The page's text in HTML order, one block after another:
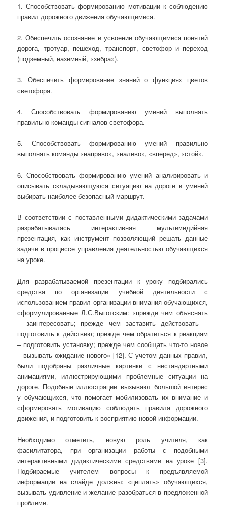
1. Способствовать формированию мотивации к соблюдению
правил дорожного движения обучающимися.
2. Обеспечить осознание и усвоение обучающимися понятий
дорога, тротуар, пешеход, транспорт, светофор и переход
(подземный, наземный, «зебра»).
3. Обеспечить формирование знаний о функциях цветов
светофора.
4. Способствовать формированию умений выполнять
правильно команды сигналов светофора.
5. Способствовать формированию умений правильно
выполнять команды «направо», «налево», «вперед», «стой».
6. Способствовать формированию умений анализировать и
описывать складывающуюся ситуацию на дороге и умений
выбирать наиболее безопасный маршрут.
В соответствии с поставленными дидактическими задачами
разрабатывалась интерактивная мультимедийная
презентация, как инструмент позволяющий решать данные
задачи в процессе управления деятельностью обучающихся
на уроке.
Для разрабатываемой презентации к уроку подбирались
средства по организации учебной деятельности с
использованием правил организации внимания обучающихся,
сформулированные Л.С.Выготским: «прежде чем объяснять
– заинтересовать; прежде чем заставить действовать –
подготовить к действию; прежде чем обратиться к реакциям
– подготовить установку; прежде чем сообщать что-то новое
– вызывать ожидание нового» [12]. С учетом данных правил,
были подобраны различные картинки с нестандартными
анимациями, иллюстрирующими проблемные ситуации на
дороге. Подобные иллюстрации вызывают большой интерес
у обучающихся, что помогает мобилизовать их внимание и
сформировать мотивацию соблюдать правила дорожного
движения, и подготовить к восприятию новой информации.
Необходимо отметить, новую роль учителя, как
фасилитатора, при организации работы с подобными
интерактивными дидактическими средствами на уроке [3].
Подбираемые учителем вопросы к предъявляемой
информации на слайде должны: «цеплять» обучающихся,
вызывать удивление и желание разобраться в предложенной
проблеме.